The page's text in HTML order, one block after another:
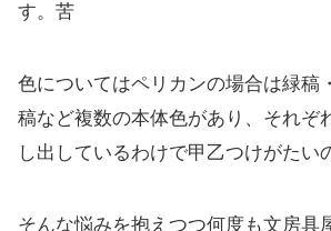
す。苦
色についてはペリカンの場合は緑稿
稿など複数の本体色があり、それぞ
し出しているわけで甲乙つけがたい
そんな悩みを抱えつつ何度も文房具